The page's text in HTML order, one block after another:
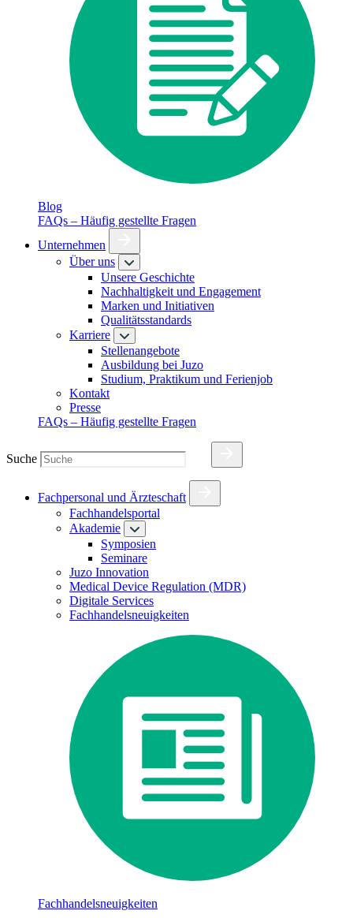
Blog
FAQs – Häufig gestellte Fragen
Unternehmen
Über uns
Unsere Geschichte
Nachhaltigkeit und Engagement
Marken und Initiativen
Qualitätsstandards
Karriere
Stellenangebote
Ausbildung bei Juzo
Studium, Praktikum und Ferienjob
Kontakt
Presse
FAQs – Häufig gestellte Fragen
Suche
Fachpersonal und Ärzteschaft
Fachhandelsportal
Akademie
Symposien
Seminare
Juzo Innovation
Medical Device Regulation (MDR)
Digitale Services
Fachhandelsneuigkeiten
Fachhandelsneuigkeiten